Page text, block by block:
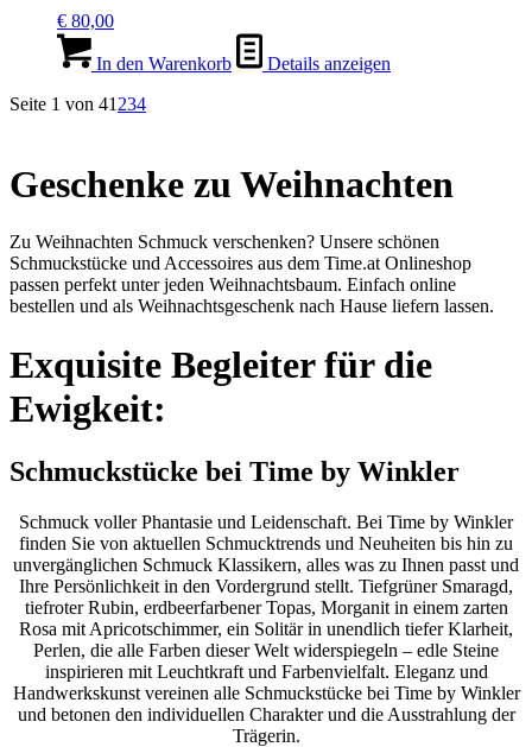
€ 80,00
In den Warenkorb
Details anzeigen
Seite 1 von 41 234
Geschenke zu Weihnachten
Zu Weihnachten Schmuck verschenken? Unsere schönen
Schmuckstücke und Accessoires aus dem Time.at Onlineshop
passen perfekt unter jeden Weihnachtsbaum. Einfach online
bestellen und als Weihnachtsgeschenk nach Hause liefern lassen.
Exquisite Begleiter für die
Ewigkeit:
Schmuckstücke bei Time by Winkler
Schmuck voller Phantasie und Leidenschaft. Bei Time by Winkler
finden Sie von aktuellen Schmucktrends und Neuheiten bis hin zu
unvergänglichen Schmuck Klassikern, alles was zu Ihnen passt und
Ihre Persönlichkeit in den Vordergrund stellt. Tiefgrüner Smaragd,
tiefroter Rubin, erdbeerfarbener Topas, Morganit in einem zarten
Rosa mit Apricotschimmer, ein Solitär in unendlich tiefer Klarheit,
Perlen, die alle Farben dieser Welt widerspiegeln – edle Steine
inspirieren mit Leuchtkraft und Farbenvielfalt. Eleganz und
Handwerkskunst vereinen alle Schmuckstücke bei Time by Winkler
und betonen den individuellen Charakter und die Ausstrahlung der
Trägerin.